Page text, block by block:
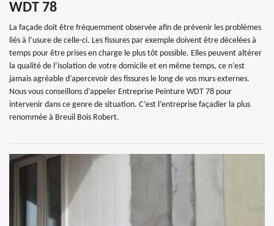
WDT 78
La façade doit être fréquemment observée afin de prévenir les problèmes
liés à l’usure de celle-ci. Les fissures par exemple doivent être décelées à
temps pour être prises en charge le plus tôt possible. Elles peuvent altérer
la qualité de l’isolation de votre domicile et en même temps, ce n’est
jamais agréable d’apercevoir des fissures le long de vos murs externes.
Nous vous conseillons d’appeler Entreprise Peinture WDT 78 pour
intervenir dans ce genre de situation. C’est l’entreprise façadier la plus
renommée à Breuil Bois Robert.